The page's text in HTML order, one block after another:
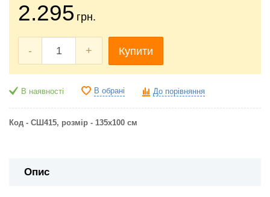
2.295 грн.
- + Купити
В наявності В обрані До порівняння
Код - СШ415, розмір - 135х100 см
Опис